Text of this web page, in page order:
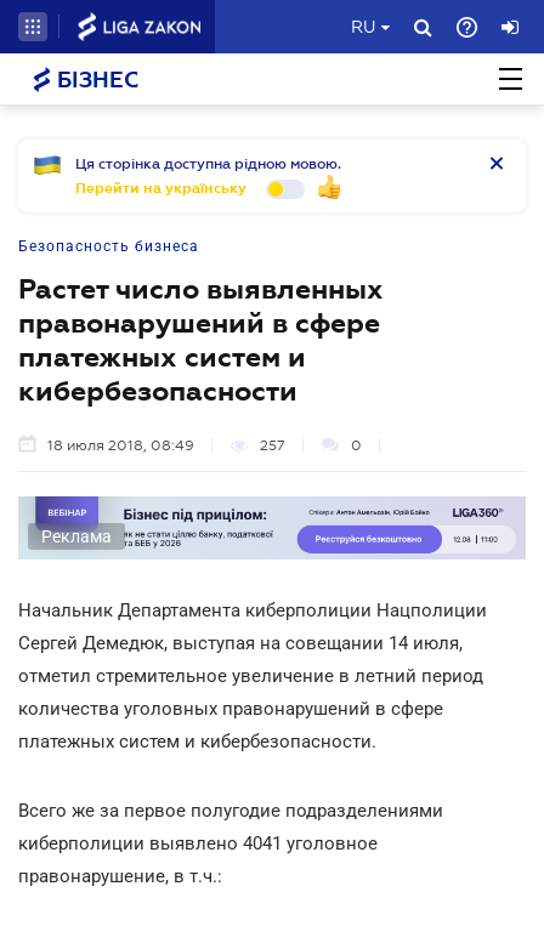
RU
БІЗНЕС
Ця сторінка доступна рідною мовою.
Перейти на українську
Безопасность бизнеса
Растет число выявленных
правонарушений в сфере
платежных систем и
кибербезопасности
18 июля 2018, 08:49 257 0
Реклама
Начальник Департамента киберполиции Нацполиции
Сергей Демедюк, выступая на совещании 14 июля,
отметил стремительное увеличение в летний период
количества уголовных правонарушений в сфере
платежных систем и кибербезопасности.
Всего же за первое полугодие подразделениями
киберполиции выявлено 4041 уголовное
правонарушение, в т.ч.: